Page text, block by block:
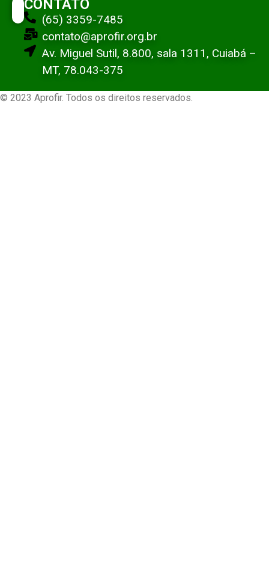
CONTATO
(65) 3359-7485
contato@aprofir.org.br
Av. Miguel Sutil, 8.800, sala 1311, Cuiabá –
MT, 78.043-375
© 2023 Aprofir. Todos os direitos reservados.